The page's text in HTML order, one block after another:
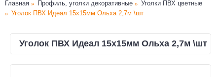
Главная Профиль, уголки декоративные
Уголки ПВХ цветные
Уголок ПВХ Идеал 15х15мм Ольха 2,7м \шт
Уголок ПВХ Идеал 15х15мм Ольха 2,7м \шт